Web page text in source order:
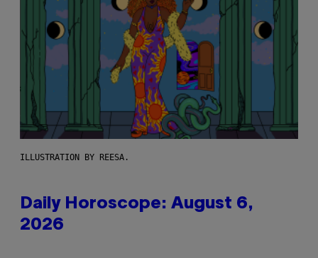
ILLUSTRATION BY REESA.
Daily Horoscope: August 6,
2026